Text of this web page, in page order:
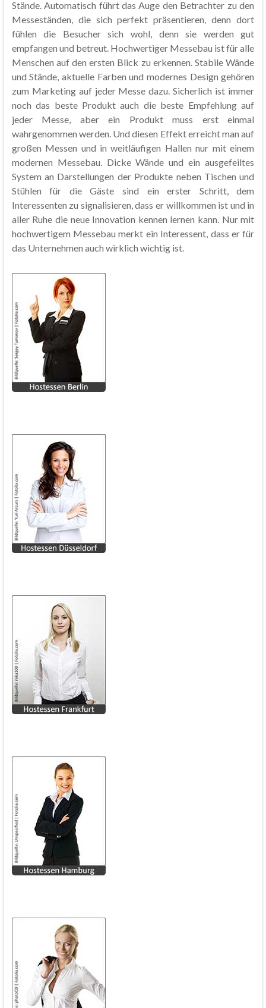
Stände. Automatisch führt das Auge den Betrachter zu den
Messeständen, die sich perfekt präsentieren, denn dort
fühlen die Besucher sich wohl, denn sie werden gut
empfangen und betreut. Hochwertiger Messebau ist für alle
Menschen auf den ersten Blick zu erkennen. Stabile Wände
und Stände, aktuelle Farben und modernes Design gehören
zum Marketing auf jeder Messe dazu. Sicherlich ist immer
noch das beste Produkt auch die beste Empfehlung auf
jeder Messe, aber ein Produkt muss erst einmal
wahrgenommen werden. Und diesen Effekt erreicht man auf
großen Messen und in weitläufigen Hallen nur mit einem
modernen Messebau. Dicke Wände und ein ausgefeiltes
System an Darstellungen der Produkte neben Tischen und
Stühlen für die Gäste sind ein erster Schritt, dem
Interessenten zu signalisieren, dass er willkommen ist und in
aller Ruhe die neue Innovation kennen lernen kann. Nur mit
hochwertigem Messebau merkt ein Interessent, dass er für
das Unternehmen auch wirklich wichtig ist.